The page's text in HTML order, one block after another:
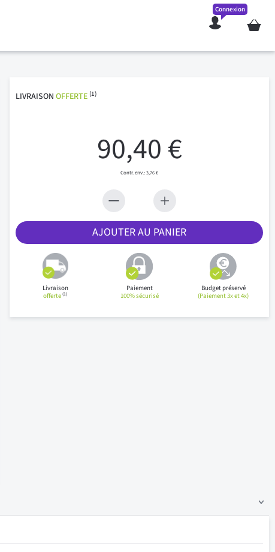
Mon
Connexion
LIVRAISONOFFERTE (1)
90,40 €
3,76 €
AJOUTER AU PANIER
Livraison
offerte(1)
Paiement
100% sécurisé
Budget préservé
(Paiement 3x et 4x)